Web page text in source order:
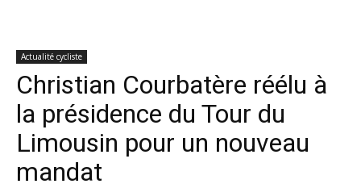
Actualité cycliste
Christian Courbatère réélu à
la présidence du Tour du
Limousin pour un nouveau
mandat